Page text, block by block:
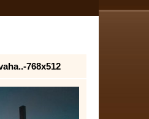
768x512